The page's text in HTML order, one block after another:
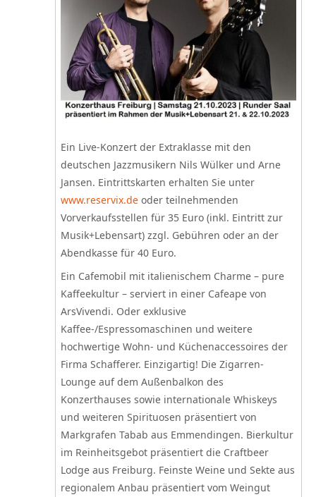
Ein Live-Konzert der Extraklasse mit den
deutschen Jazzmusikern Nils Wülker und Arne
Jansen. Eintrittskarten erhalten Sie unter
www.reservix.de oder teilnehmenden
Vorverkaufsstellen für 35 Euro (inkl. Eintritt zur
Musik+Lebensart) zzgl. Gebühren oder an der
Abendkasse für 40 Euro.
Ein Cafemobil mit italienischem Charme – pure
Kaffeekultur – serviert in einer Cafeape von
ArsVivendi. Oder exklusive
Kaffee-/Espressomaschinen und weitere
hochwertige Wohn- und Küchenaccessoires der
Firma Schafferer. Einzigartig! Die Zigarren-
Lounge auf dem Außenbalkon des
Konzerthauses sowie internationale Whiskeys
und weiteren Spirituosen präsentiert von
Markgrafen Tabab aus Emmendingen. Bierkultur
im Reinheitsgebot präsentiert die Craftbeer
Lodge aus Freiburg. Feinste Weine und Sekte aus
regionalem Anbau präsentiert vom Weingut